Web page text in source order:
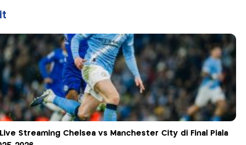
Live Streaming Chelsea vs Manchester City di Final Piala